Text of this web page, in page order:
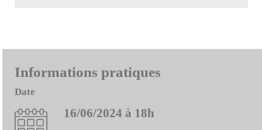
Informations pratiques
Date
16/06/2024 à 18h